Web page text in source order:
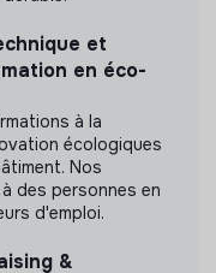
et
en éco-
à la
écologiques
Nos
des personnes en
d'emploi.
&